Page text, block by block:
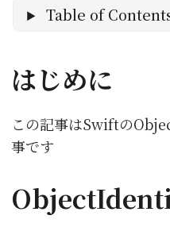
Table of
はじめに
この記事はSwiftの
事です